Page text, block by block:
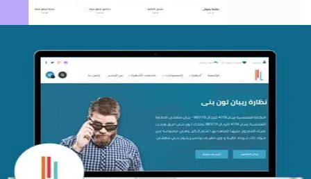
تصميم متجر اي كير
التفاصيل